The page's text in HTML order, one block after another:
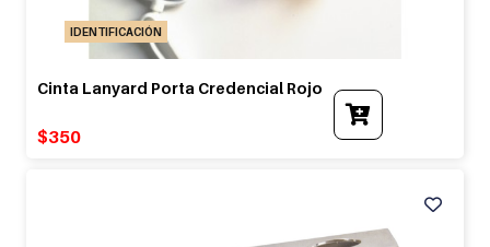
IDENTIFICACIÓN
Cinta Lanyard Porta Credencial Rojo
$350